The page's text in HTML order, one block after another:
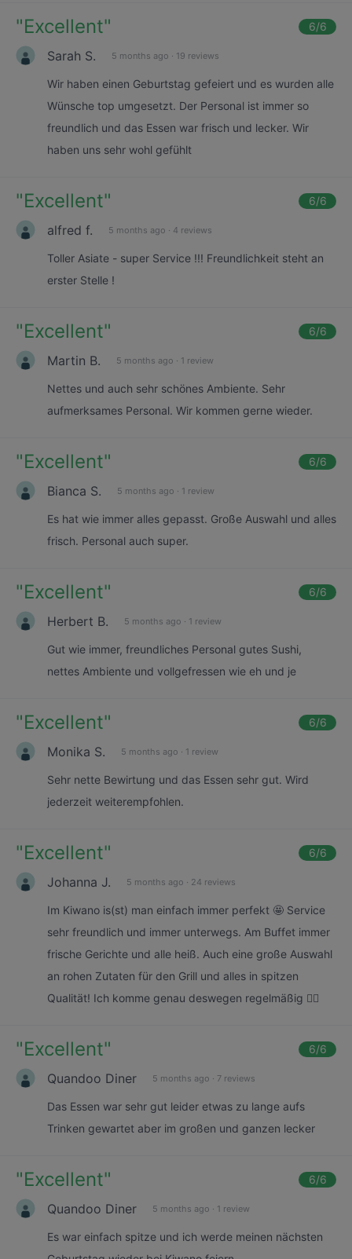
"Excellent" 6/6
Sarah S. 5 months ago · 19 reviews
Wir haben einen Geburtstag gefeiert und es wurden alle
Wünsche top umgesetzt. Der Personal ist immer so
freundlich und das Essen war frisch und lecker. Wir
haben uns sehr wohl gefühlt
"Excellent" 6/6
alfred f. 5 months ago · 4 reviews
Toller Asiate - super Service !!! Freundlichkeit steht an
erster Stelle !
"Excellent" 6/6
Martin B. 5 months ago · 1 review
Nettes und auch sehr schönes Ambiente. Sehr
aufmerksames Personal. Wir kommen gerne wieder.
"Excellent" 6/6
Bianca S. 5 months ago · 1 review
Es hat wie immer alles gepasst. Große Auswahl und alles
frisch. Personal auch super.
"Excellent" 6/6
Herbert B. 5 months ago · 1 review
Gut wie immer, freundliches Personal gutes Sushi,
nettes Ambiente und vollgefressen wie eh und je
"Excellent" 6/6
Monika S. 5 months ago · 1 review
Sehr nette Bewirtung und das Essen sehr gut. Wird
jederzeit weiterempfohlen.
"Excellent" 6/6
Johanna J. 5 months ago · 24 reviews
Im Kiwano is(st) man einfach immer perfekt 🤩 Service
sehr freundlich und immer unterwegs. Am Buffet immer
frische Gerichte und alle heiß. Auch eine große Auswahl
an rohen Zutaten für den Grill und alles in spitzen
Qualität! Ich komme genau deswegen regelmäßig 👍🏻
"Excellent" 6/6
Quandoo Diner 5 months ago · 7 reviews
Das Essen war sehr gut leider etwas zu lange aufs
Trinken gewartet aber im großen und ganzen lecker
"Excellent" 6/6
Quandoo Diner 5 months ago · 1 review
Es war einfach spitze und ich werde meinen nächsten